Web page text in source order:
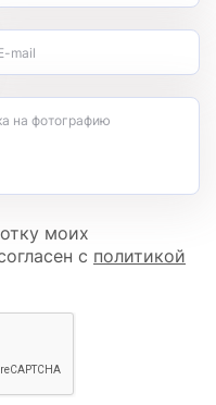
mail
на фотографию
моих
с политикой